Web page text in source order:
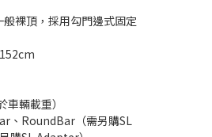
裸頂，採用勾門邊式固定
輛載重）
、RoundBar（需另購SL